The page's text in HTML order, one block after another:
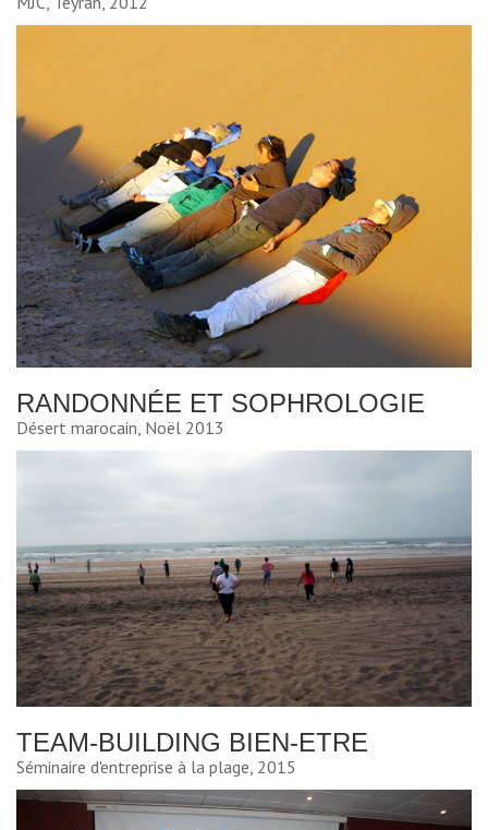
RANDONNÉE ET SOPHROLOGIE
Désert marocain, Noël 2013
TEAM-BUILDING BIEN-ETRE
Séminaire d'entreprise à la plage, 2015